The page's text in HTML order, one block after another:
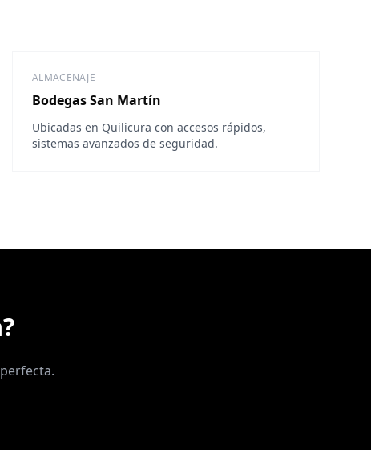
ALMACENAJE
Bodegas San Martín
Ubicadas en Quilicura con accesos rápidos,
sistemas avanzados de seguridad.